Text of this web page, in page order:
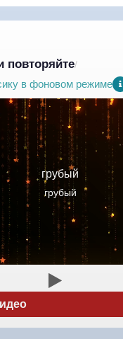
повторяйте/
в фоновом режиме
грубый
грубый